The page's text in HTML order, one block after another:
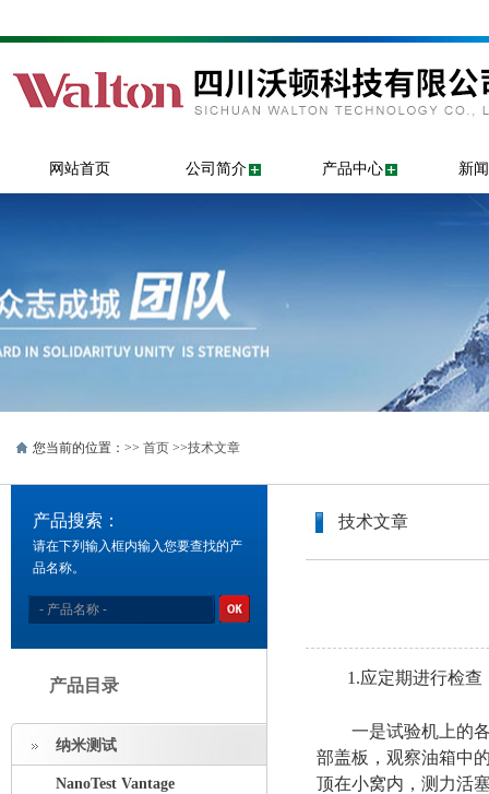
网站首页 公司简介 产品中心 新
您当前的位置：>> 首页 >>技术文章
产品搜索：
请在下列输入框内输入您要查找的产
品名称。
产品目录
纳米测试
NanoTest Vantage
技术文章
1.应定期进行检查
一是试验机上的各
部盖板，观察油箱中
顶在小窝内，测力活